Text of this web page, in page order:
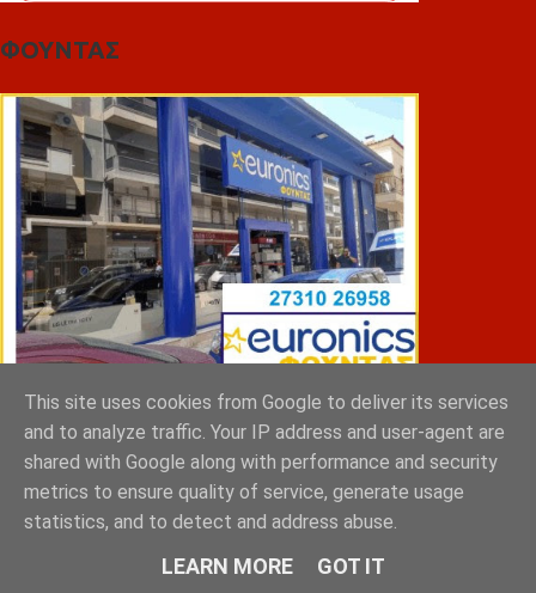
ΦΟΥΝΤΑΣ
ΣΠΥΡΑΚΗΣ ΠΑΝΑΓΙΩΤΗΣ & YIOI ΣΠΑΡΤΗ
This site uses cookies from Google to deliver its services
and to analyze traffic. Your IP address and user-agent are
shared with Google along with performance and security
metrics to ensure quality of service, generate usage
statistics, and to detect and address abuse.
LEARN MORE GOT IT